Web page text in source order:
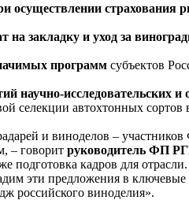
осуществлении страхования
на закладку и уход за
программ субъектов
научно-исследовательских
селекции автохтонных
и виноделов –
– говорит руководитель ФП
подготовка кадров для
эти предложения в ключевые
российского виноделия».